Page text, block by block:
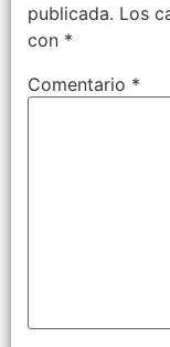
publicada. Los
con *
Comentario *